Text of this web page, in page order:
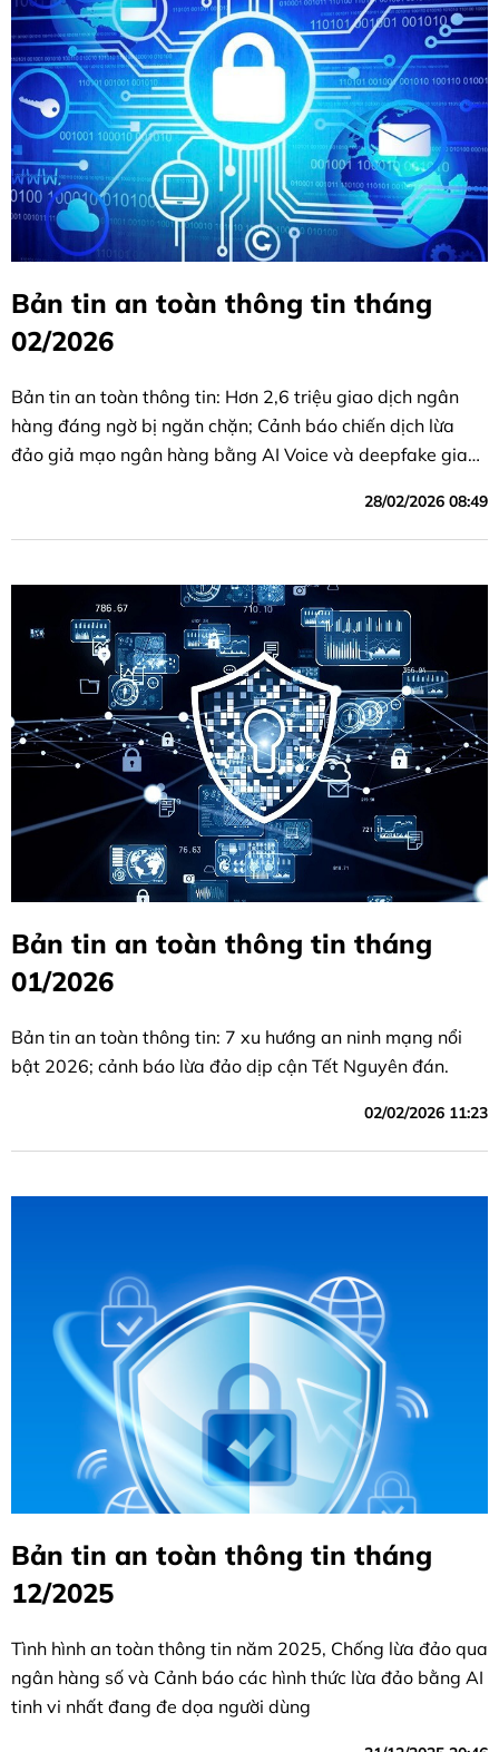
Bản tin an toàn thông tin tháng
02/2026
Bản tin an toàn thông tin: Hơn 2,6 triệu giao dịch ngân
hàng đáng ngờ bị ngăn chặn; Cảnh báo chiến dịch lừa
đảo giả mạo ngân hàng bằng AI Voice và deepfake gia
28/02/2026 08:49
Bản tin an toàn thông tin tháng
01/2026
Bản tin an toàn thông tin: 7 xu hướng an ninh mạng nổi
bật 2026; cảnh báo lừa đảo dịp cận Tết Nguyên đán.
02/02/2026 11:23
Bản tin an toàn thông tin tháng
12/2025
Tình hình an toàn thông tin năm 2025, Chống lừa đảo qua
ngân hàng số và Cảnh báo các hình thức lừa đảo bằng AI
tinh vi nhất đang đe dọa người dùng